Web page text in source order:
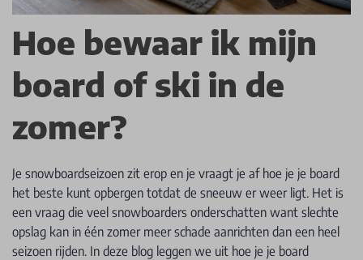
Hoe bewaar ik mijn
board of ski in de
zomer?
Je snowboardseizoen zit erop en je vraagt je af hoe je je board
het beste kunt opbergen totdat de sneeuw er weer ligt. Het is
een vraag die veel snowboarders onderschatten want slechte
opslag kan in één zomer meer schade aanrichten dan een heel
seizoen rijden. In deze blog leggen we uit hoe je je board